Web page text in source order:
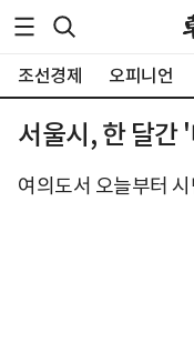
조선경제 오피니언
서울시, 한 달간
여의도서 오늘부터 시